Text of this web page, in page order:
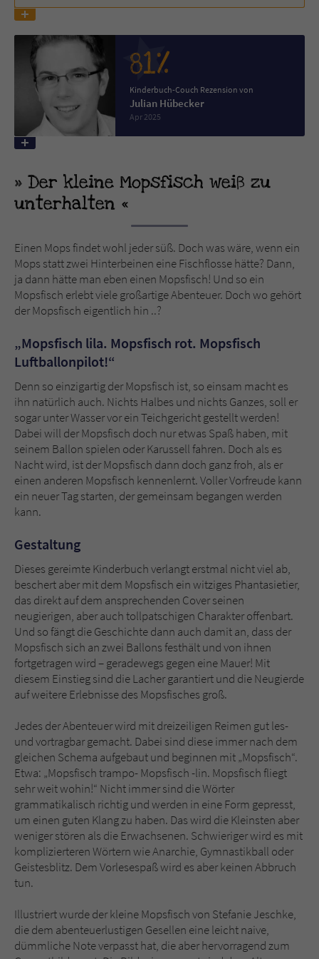
81%
Kinderbuch-Couch Rezension von
Julian Hübecker
Apr 2025
Der kleine Mopsfisch weiß zu
unterhalten
Einen Mops findet wohl jeder süß. Doch was wäre, wenn ein
Mops statt zwei Hinterbeinen eine Fischflosse hätte? Dann,
ja dann hätte man eben einen Mopsfisch! Und so ein
Mopsfisch erlebt viele großartige Abenteuer. Doch wo gehört
der Mopsfisch eigentlich hin ..?
„Mopsfisch lila. Mopsfisch rot. Mopsfisch
Luftballonpilot!“
Denn so einzigartig der Mopsfisch ist, so einsam macht es
ihn natürlich auch. Nichts Halbes und nichts Ganzes, soll er
sogar unter Wasser vor ein Teichgericht gestellt werden!
Dabei will der Mopsfisch doch nur etwas Spaß haben, mit
seinem Ballon spielen oder Karussell fahren. Doch als es
Nacht wird, ist der Mopsfisch dann doch ganz froh, als er
einen anderen Mopsfisch kennenlernt. Voller Vorfreude kann
ein neuer Tag starten, der gemeinsam begangen werden
kann.
Gestaltung
Dieses gereimte Kinderbuch verlangt erstmal nicht viel ab,
beschert aber mit dem Mopsfisch ein witziges Phantasietier,
das direkt auf dem ansprechenden Cover seinen
neugierigen, aber auch tollpatschigen Charakter offenbart.
Und so fängt die Geschichte dann auch damit an, dass der
Mopsfisch sich an zwei Ballons festhält und von ihnen
fortgetragen wird – geradewegs gegen eine Mauer! Mit
diesem Einstieg sind die Lacher garantiert und die Neugierde
auf weitere Erlebnisse des Mopsfisches groß.
Jedes der Abenteuer wird mit dreizeiligen Reimen gut les-
und vortragbar gemacht. Dabei sind diese immer nach dem
gleichen Schema aufgebaut und beginnen mit „Mopsfisch“.
Etwa: „Mopsfisch trampo- Mopsfisch -lin. Mopsfisch fliegt
sehr weit wohin!“ Nicht immer sind die Wörter
grammatikalisch richtig und werden in eine Form gepresst,
um einen guten Klang zu haben. Das wird die Kleinsten aber
weniger stören als die Erwachsenen. Schwieriger wird es mit
komplizierteren Wörtern wie Anarchie, Gymnastikball oder
Geistesblitz. Dem Vorlesespaß wird es aber keinen Abbruch
tun.
Illustriert wurde der kleine Mopsfisch von Stefanie Jeschke,
die dem abenteuerlustigen Gesellen eine leicht naive,
dümmliche Note verpasst hat, die aber hervorragend zum
Name tx_pwcomments_ahash
Anbieter Literatur-Couch Medien GmbH & Co. KG
Laufzeit 1 Jahr
Zweck
Name fe_typo_user
Anbieter Literatur-Couch Medien GmbH & Co. KG
Laufzeit Session
Zweck
Dieses Cookie gewährleistet die
Kommunikation der Webseite mit dem
Benutzer. Es wird benötigt um z. B. den
überprüfen.